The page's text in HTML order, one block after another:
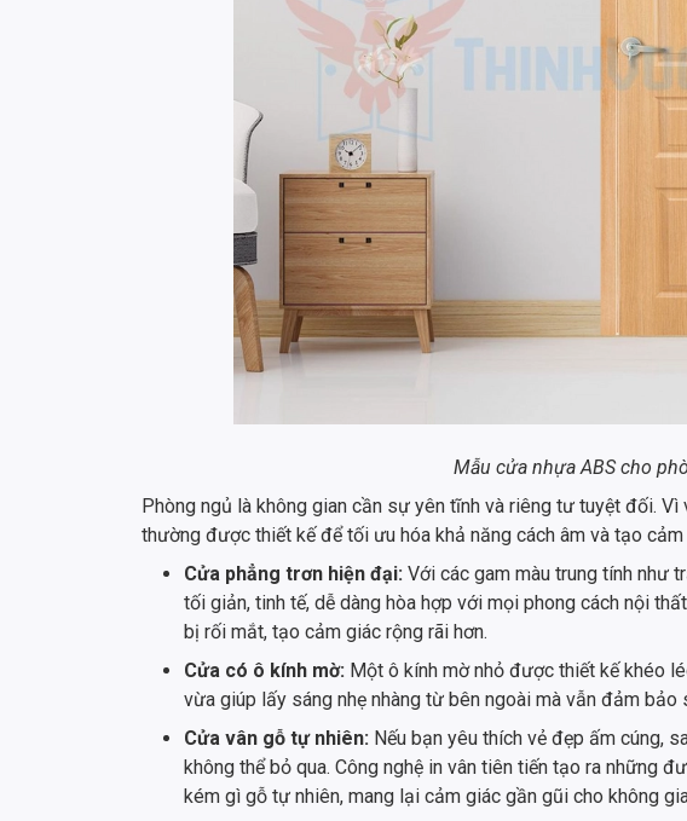
Mẫu cửa nhựa ABS cho
Phòng ngủ là không gian cần sự yên tĩnh và riêng tư tuyệt đối. Vì
thường được thiết kế để tối ưu hóa khả năng cách âm và tạo
Cửa phẳng trơn hiện đại: Với các gam màu trung tính như
tối giản, tinh tế, dễ dàng hòa hợp với mọi phong cách nội
bị rối mắt, tạo cảm giác rộng rãi hơn.
Cửa có ô kính mờ: Một ô kính mờ nhỏ được thiết kế khéo
vừa giúp lấy sáng nhẹ nhàng từ bên ngoài mà vẫn đảm bảo
Cửa vân gỗ tự nhiên: Nếu bạn yêu thích vẻ đẹp ấm cúng,
không thể bỏ qua. Công nghệ in vân tiên tiến tạo ra những
kém gì gỗ tự nhiên, mang lại cảm giác gần gũi cho không